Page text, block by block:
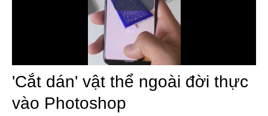
Play
Video
'Cắt dán' vật thể ngoài đời thực
vào Photoshop